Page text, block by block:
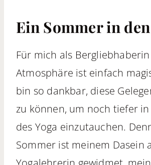
Ein Sommer in
Für mich als
Atmosphäre ist einfach
bin so dankbar, diese
zu können, um noch tiefer
des Yoga einzutauchen.
Sommer ist meinem Dasein